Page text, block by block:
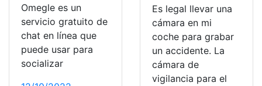
Omegle es un
servicio gratuito de
chat en línea que
puede usar para
socializar
Es legal llevar una
cámara en mi
coche para grabar
un accidente. La
cámara de
vigilancia para el